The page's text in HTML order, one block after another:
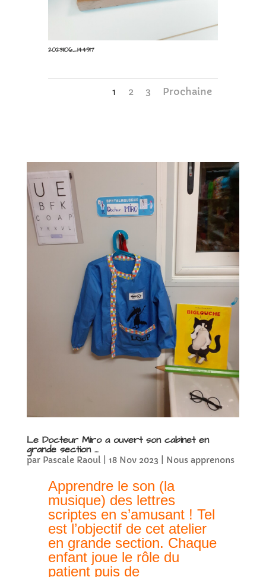
Prochaine
Le Docteur Miro a ouvert son cabinet en
grande section …
Pascale Raoul|18 Nov 2023|Nous apprenons